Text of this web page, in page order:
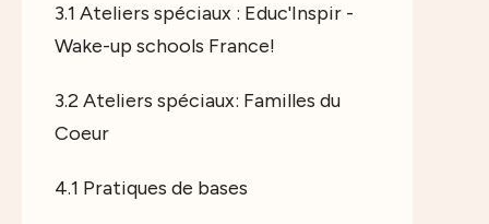
3.1 Ateliers spéciaux : Educ'Inspir -
Wake-up schools France!
3.2 Ateliers spéciaux: Familles du
Coeur
4.1 Pratiques de bases